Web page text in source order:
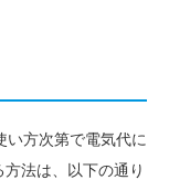
い方次第で電気代に
法は、以下の通り